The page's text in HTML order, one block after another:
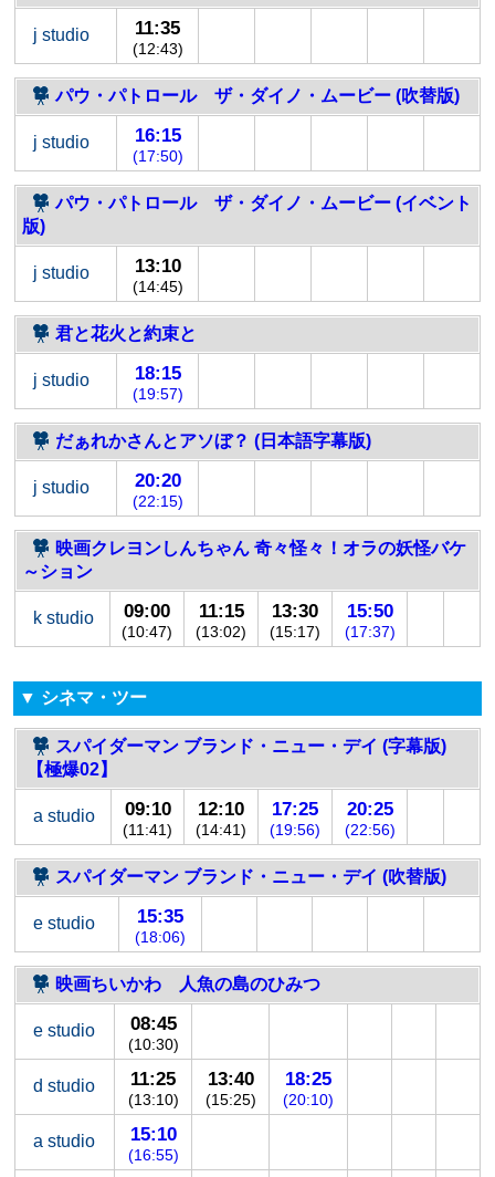
j studio 11:35
(12:43)
パウ・パトロール ザ・ダイノ・ムービー (吹替版)
j studio 16:15
(17:50)
パウ・パトロール ザ・ダイノ・ムービー (イベント
版)
j studio 13:10
(14:45)
君と花火と約束と
j studio 18:15
(19:57)
だぁれかさんとアソぼ？ (日本語字幕版)
j studio 20:20
(22:15)
映画クレヨンしんちゃん 奇々怪々！オラの妖怪バケ
～ション
k studio 09:00
(10:47)
11:15
(13:02)
13:30
(15:17)
15:50
(17:37)
▼ シネマ・ツー
スパイダーマン ブランド・ニュー・デイ (字幕版)
【極爆02】
a studio 09:10
(11:41)
12:10
(14:41)
17:25
(19:56)
20:25
(22:56)
スパイダーマン ブランド・ニュー・デイ (吹替版)
e studio 15:35
(18:06)
映画ちいかわ 人魚の島のひみつ
e studio 08:45
(10:30)
d studio 11:25
(13:10)
13:40
(15:25)
18:25
(20:10)
a studio 15:10
(16:55)